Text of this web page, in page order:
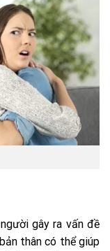
gây ra vấn đề
thân có thể giúp